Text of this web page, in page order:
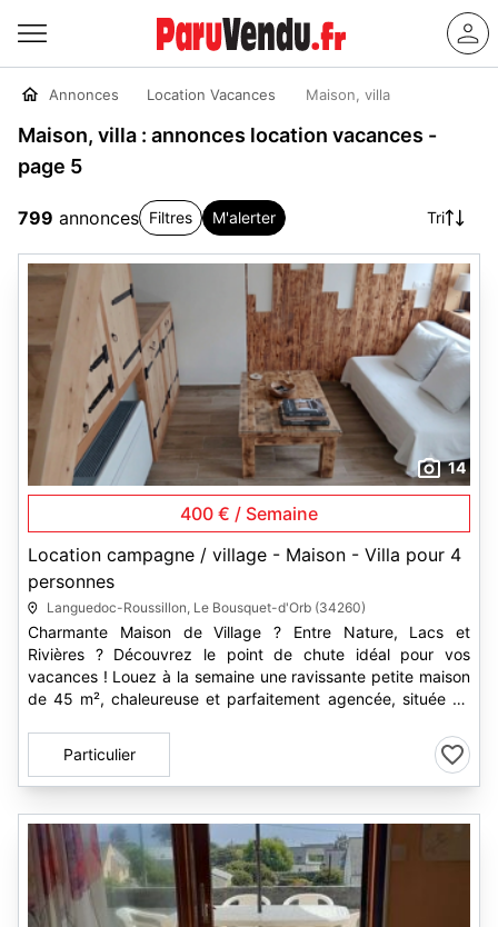
Annonces Location Vacances Maison, villa
Maison, villa : annonces location vacances -
page 5
799 annonces Filtres M'alerter Tri
14
400 € / Semaine
Location campagne / village - Maison - Villa pour 4
personnes
Languedoc-Roussillon, Le Bousquet-d'Orb (34260)
Charmante Maison de Village ? Entre Nature, Lacs et
Rivières ? Découvrez le point de chute idéal pour vos
vacances ! Louez à la semaine une ravissante petite maison
de 45 m², chaleureuse et parfaitement agencée, située en
Particulier